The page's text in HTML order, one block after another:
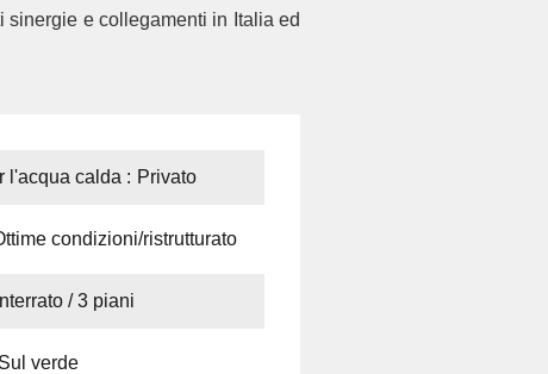
e collegamenti in Italia ed
l'acqua calda Privato
condizioni/ristrutturato
/ 3 piani
verde